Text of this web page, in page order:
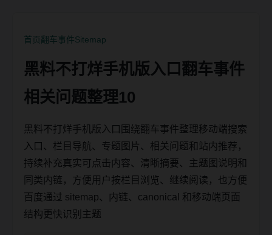
首页翻车事件Sitemap
黑料不打烊手机版入口翻车事件
相关问题整理10
黑料不打烊手机版入口围绕翻车事件整理移动端搜索
入口、栏目导航、专题图片、相关问题和站内推荐，
持续补充真实可点击内容、清晰摘要、主题图说明和
同类内链，方便用户按栏目浏览、继续阅读，也方便
百度通过 sitemap、内链、canonical 和移动端页面
结构更快识别主题